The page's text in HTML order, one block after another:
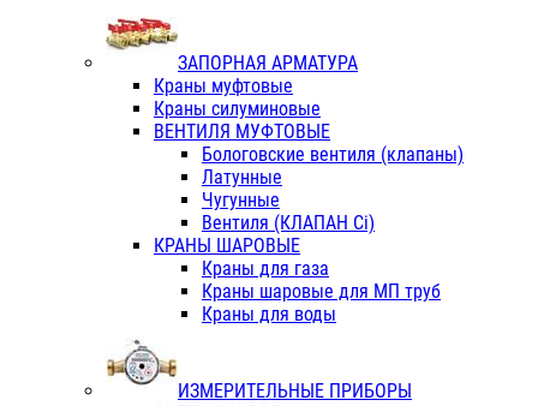
ЗАПОРНАЯ АРМАТУРА
Краны муфтовые
Краны силуминовые
ВЕНТИЛЯ МУФТОВЫЕ
Бологовские вентиля (клапаны)
Латунные
Чугунные
Вентиля (КЛАПАН Сi)
КРАНЫ ШАРОВЫЕ
Краны для газа
Краны шаровые для МП труб
Краны для воды
ИЗМЕРИТЕЛЬНЫЕ ПРИБОРЫ